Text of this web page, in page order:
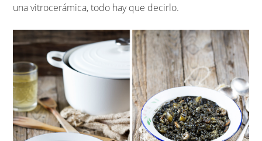
una vitrocerámica, todo hay que decirlo.